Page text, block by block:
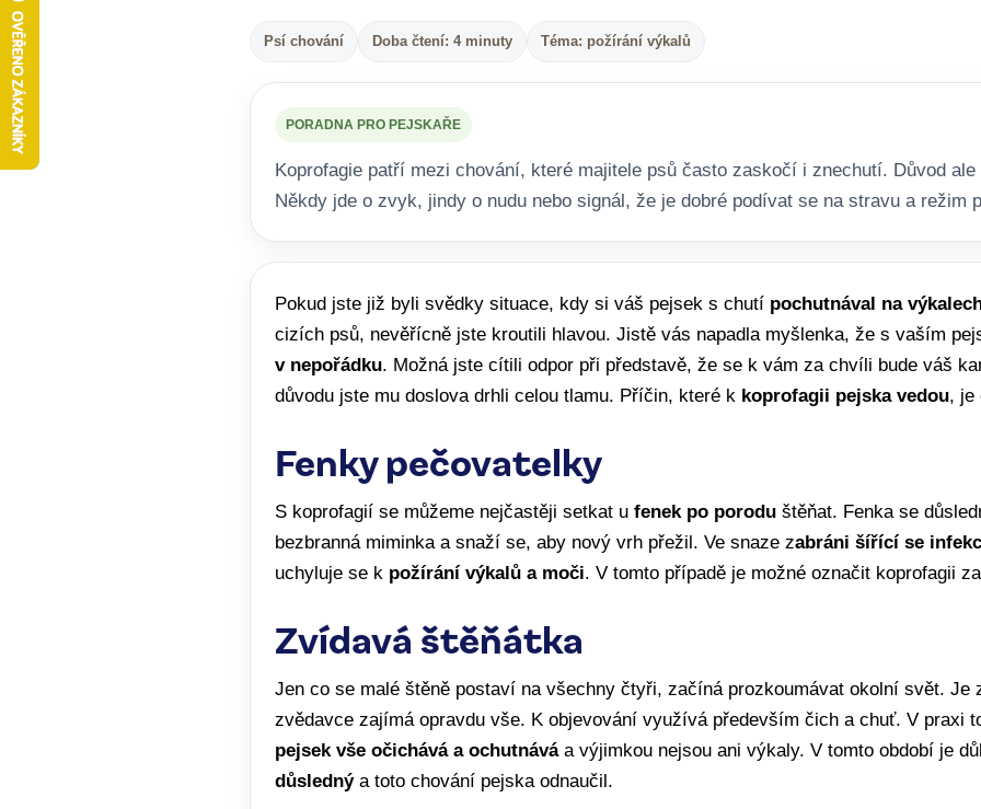
Psí chování Doba čtení: 4 minuty Téma: požírání výkalů
PORADNA PRO PEJSKAŘE
Koprofagie patří mezi chování, které majitele psů často zaskočí i znechutí. Důvod
Někdy jde o zvyk, jindy o nudu nebo signál, že je dobré podívat se na stravu a režim
Pokud jste již byli svědky situace, kdy si váš pejsek s chutí pochutnával na
cizích psů, nevěřícně jste kroutili hlavou. Jistě vás napadla myšlenka, že s vaším
v nepořádku. Možná jste cítili odpor při představě, že se k vám za chvíli bude váš
důvodu jste mu doslova drhli celou tlamu. Příčin, které k koprofagii pejska vedou, je
Fenky pečovatelky
S koprofagií se můžeme nejčastěji setkat u fenek po poroduštěňat. Fenka se
bezbranná miminka a snaží se, aby nový vrh přežil. Ve snaze zabráni šířící se
uchyluje se k požírání výkalů a moči. V tomto případě je možné označit koprofagii
Zvídavá štěňátka
Jen co se malé štěně postaví na všechny čtyři, začíná prozkoumávat okolní svět. Je
zvědavce zajímá opravdu vše. K objevování využívá především čich a chuť. V praxi
pejsek vše očichává a ochutnáváa výjimkou nejsou ani výkaly. V tomto období je
důslednýa toto chování pejska odnaučil.